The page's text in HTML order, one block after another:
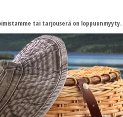
tai tarjouserä on loppuunmyyty.